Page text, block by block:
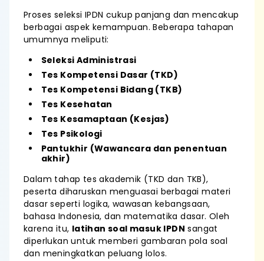
Proses seleksi IPDN cukup panjang dan mencakup
berbagai aspek kemampuan. Beberapa tahapan
umumnya meliputi:
Seleksi Administrasi
Tes Kompetensi Dasar (TKD)
Tes Kompetensi Bidang (TKB)
Tes Kesehatan
Tes Kesamaptaan (Kesjas)
Tes Psikologi
Pantukhir (Wawancara dan penentuan
akhir)
Dalam tahap tes akademik (TKD dan TKB),
peserta diharuskan menguasai berbagai materi
dasar seperti logika, wawasan kebangsaan,
bahasa Indonesia, dan matematika dasar. Oleh
karena itu, latihan soal masuk IPDN sangat
diperlukan untuk memberi gambaran pola soal
dan meningkatkan peluang lolos.